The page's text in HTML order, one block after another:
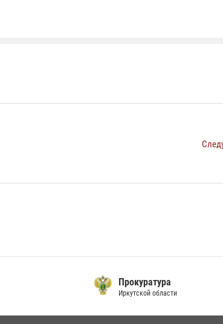
Прокуратура
Иркутской области